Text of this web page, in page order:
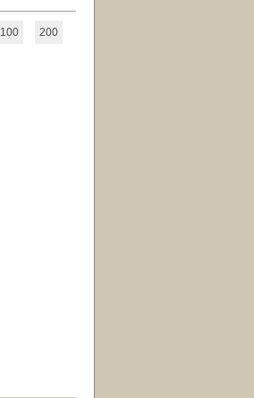
100 200